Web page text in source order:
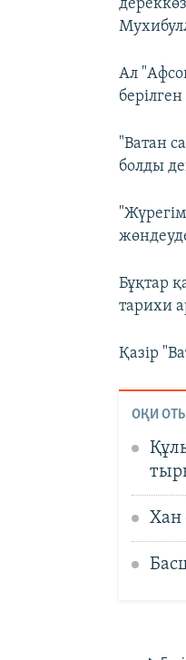
Ал
"Ватан
болды
Бұқтар
тарихи
Қазір
ОҚИ
Хан